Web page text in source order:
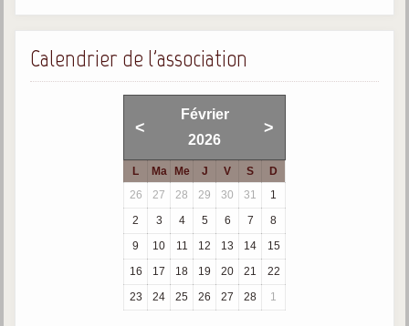
Ouvrages
Bulletins "Le Spiritisme"
Journal trimestriel
Newsletters
Sujets du mois
Calendrier de l'association
<
Février
2026
>
L Ma Me J V S
D
26
27 28 29 30 31
1
2
3 4 5 6 7
8
9
10 11 12 13 14
15
16
17 18 19 20 21
22
23
24 25 26 27 28 1